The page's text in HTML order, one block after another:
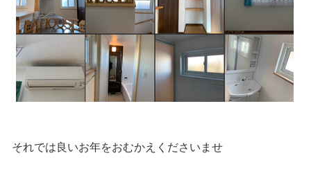
それでは良いお年をおむかえくださいませ